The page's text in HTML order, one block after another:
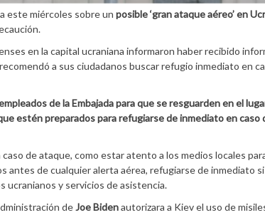
este miércoles sobre un posible ‘gran ataque aéreo’ en
en la capital ucraniana informaron haber recibido
a sus ciudadanos buscar refugio inmediato en
de la Embajada para que se resguarden en el
estén preparados para refugiarse de inmediato en caso
de ataque, como estar atento a los medios locales
antes de cualquier alerta aérea, refugiarse de inmediato
ucranianos y servicios de asistencia.
de Joe Bidenautorizara a Kiev el uso de